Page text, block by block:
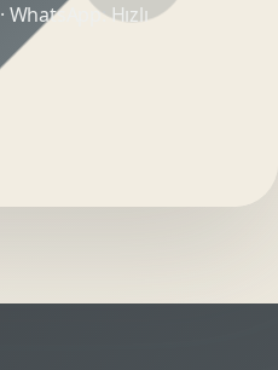
· WhatsApp:Hızlı